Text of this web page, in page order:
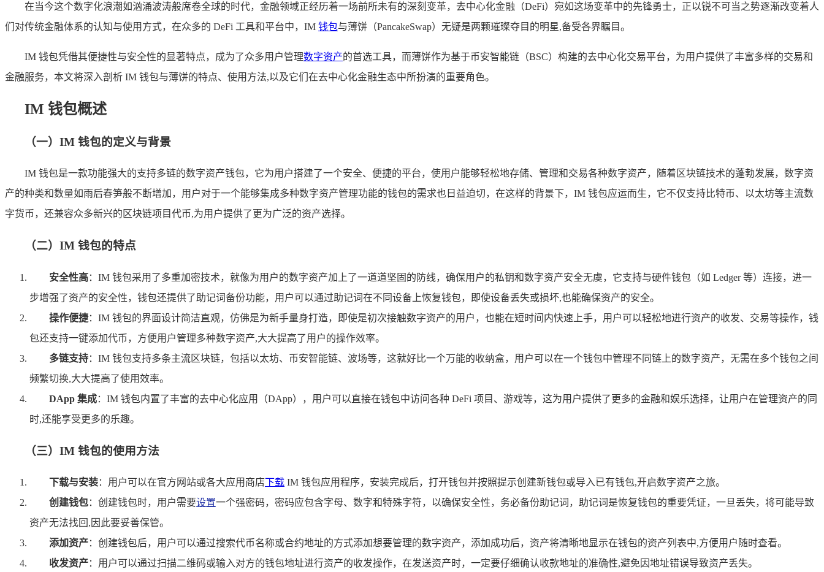
在当今这个数字化浪潮如汹涌波涛般席卷全球的时代，金融领域正经历着一场前所未有的深刻变革，去中心化金融（DeFi）宛如这场变革中的先锋勇士，正以锐不可当之势逐渐改变着人
们对传统金融体系的认知与使用方式，在众多的 DeFi 工具和平台中，IM 钱包与薄饼（PancakeSwap）无疑是两颗璀璨夺目的明星,备受各界瞩目。
IM 钱包凭借其便捷性与安全性的显著特点，成为了众多用户管理数字资产的首选工具，而薄饼作为基于币安智能链（BSC）构建的去中心化交易平台，为用户提供了丰富多样的交易和
金融服务，本文将深入剖析 IM 钱包与薄饼的特点、使用方法,以及它们在去中心化金融生态中所扮演的重要角色。
IM 钱包概述
（一）IM 钱包的定义与背景
IM 钱包是一款功能强大的支持多链的数字资产钱包，它为用户搭建了一个安全、便捷的平台，使用户能够轻松地存储、管理和交易各种数字资产，随着区块链技术的蓬勃发展，数字资
产的种类和数量如雨后春笋般不断增加，用户对于一个能够集成多种数字资产管理功能的钱包的需求也日益迫切，在这样的背景下，IM 钱包应运而生，它不仅支持比特币、以太坊等主流数
字货币，还兼容众多新兴的区块链项目代币,为用户提供了更为广泛的资产选择。
（二）IM 钱包的特点
安全性高：IM 钱包采用了多重加密技术，就像为用户的数字资产加上了一道道坚固的防线，确保用户的私钥和数字资产安全无虞，它支持与硬件钱包（如 Ledger 等）连接，进一
步增强了资产的安全性，钱包还提供了助记词备份功能，用户可以通过助记词在不同设备上恢复钱包，即使设备丢失或损坏,也能确保资产的安全。
操作便捷：IM 钱包的界面设计简洁直观，仿佛是为新手量身打造，即使是初次接触数字资产的用户，也能在短时间内快速上手，用户可以轻松地进行资产的收发、交易等操作，钱
包还支持一键添加代币，方便用户管理多种数字资产,大大提高了用户的操作效率。
多链支持：IM 钱包支持多条主流区块链，包括以太坊、币安智能链、波场等，这就好比一个万能的收纳盒，用户可以在一个钱包中管理不同链上的数字资产，无需在多个钱包之间
频繁切换,大大提高了使用效率。
DApp 集成：IM 钱包内置了丰富的去中心化应用（DApp），用户可以直接在钱包中访问各种 DeFi 项目、游戏等，这为用户提供了更多的金融和娱乐选择，让用户在管理资产的同
时,还能享受更多的乐趣。
（三）IM 钱包的使用方法
下载与安装：用户可以在官方网站或各大应用商店下载 IM 钱包应用程序，安装完成后，打开钱包并按照提示创建新钱包或导入已有钱包,开启数字资产之旅。
创建钱包：创建钱包时，用户需要设置一个强密码，密码应包含字母、数字和特殊字符，以确保安全性，务必备份助记词，助记词是恢复钱包的重要凭证，一旦丢失，将可能导致
资产无法找回,因此要妥善保管。
添加资产：创建钱包后，用户可以通过搜索代币名称或合约地址的方式添加想要管理的数字资产，添加成功后，资产将清晰地显示在钱包的资产列表中,方便用户随时查看。
收发资产：用户可以通过扫描二维码或输入对方的钱包地址进行资产的收发操作，在发送资产时，一定要仔细确认收款地址的准确性,避免因地址错误导致资产丢失。